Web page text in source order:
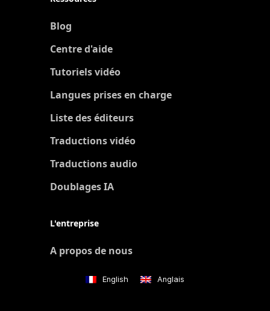
Blog
Centre d'aide
Tutoriels vidéo
Langues prises en charge
Liste des éditeurs
Traductions vidéo
Traductions audio
Doublages IA
L'entreprise
A propos de nous
English Anglais